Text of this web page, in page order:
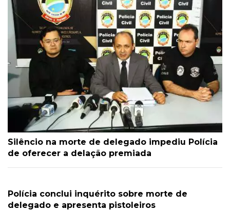
Silêncio na morte de delegado impediu Polícia
de oferecer a delação premiada
Polícia conclui inquérito sobre morte de
delegado e apresenta pistoleiros